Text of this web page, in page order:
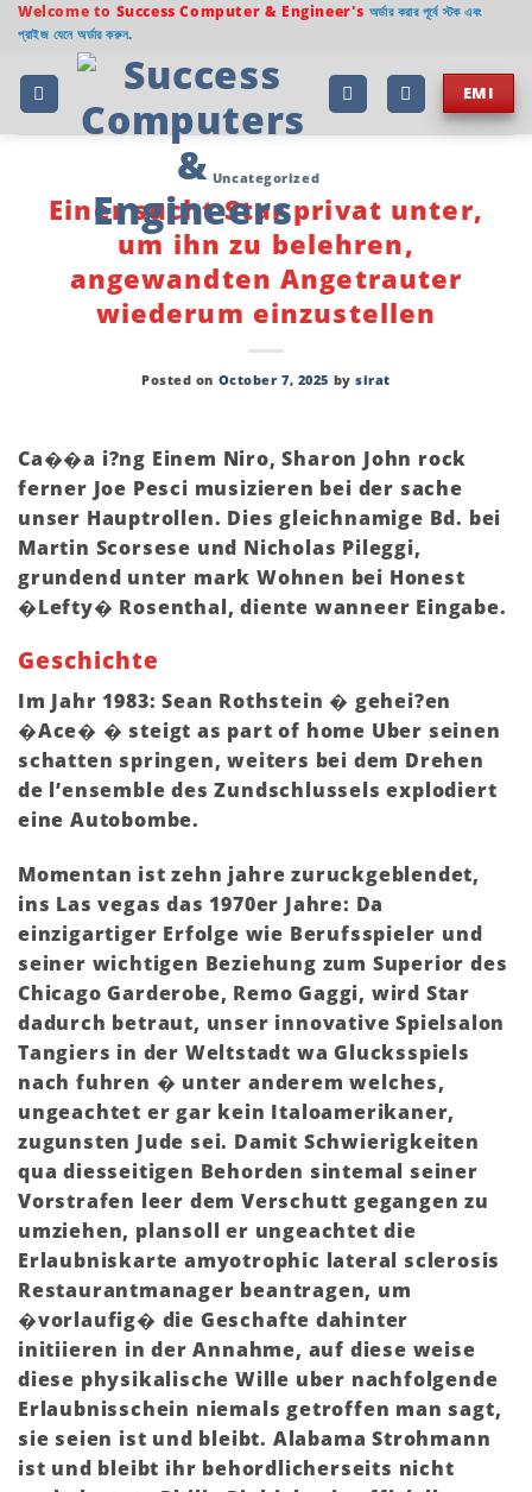
Skip
content
Welcome to Success Computer & Engineer's অর্ডার করার পূর্বে স্টক এবং
প্রাইজ যেনে অর্ডার করুন.
EMI
Uncategorized
Einer sucht Star privat unter,
um ihn zu belehren,
angewandten Angetrauter
wiederum einzustellen
Posted on October 7, 2025 bysirat
Ca��a i?ng Einem Niro, Sharon John rock
ferner Joe Pesci musizieren bei der sache
unser Hauptrollen. Dies gleichnamige Bd. bei
Martin Scorsese und Nicholas Pileggi,
grundend unter mark Wohnen bei Honest
�Lefty� Rosenthal, diente wanneer Eingabe.
Geschichte
Im Jahr 1983: Sean Rothstein � gehei?en
�Ace� � steigt as part of home Uber seinen
schatten springen, weiters bei dem Drehen
de l’ensemble des Zundschlussels explodiert
eine Autobombe.
Momentan ist zehn jahre zuruckgeblendet,
ins Las vegas das 1970er Jahre: Da
einzigartiger Erfolge wie Berufsspieler und
seiner wichtigen Beziehung zum Superior des
Chicago Garderobe, Remo Gaggi, wird Star
dadurch betraut, unser innovative Spielsalon
Tangiers in der Weltstadt wa Glucksspiels
nach fuhren � unter anderem welches,
ungeachtet er gar kein Italoamerikaner,
zugunsten Jude sei. Damit Schwierigkeiten
qua diesseitigen Behorden sintemal seiner
Vorstrafen leer dem Verschutt gegangen zu
umziehen, plansoll er ungeachtet die
Erlaubniskarte amyotrophic lateral sclerosis
Restaurantmanager beantragen, um
�vorlaufig� die Geschafte dahinter
initiieren in der Annahme, auf diese weise
diese physikalische Wille uber nachfolgende
Erlaubnisschein niemals getroffen man sagt,
sie seien ist und bleibt. Alabama Strohmann
ist und bleibt ihr behordlicherseits nicht